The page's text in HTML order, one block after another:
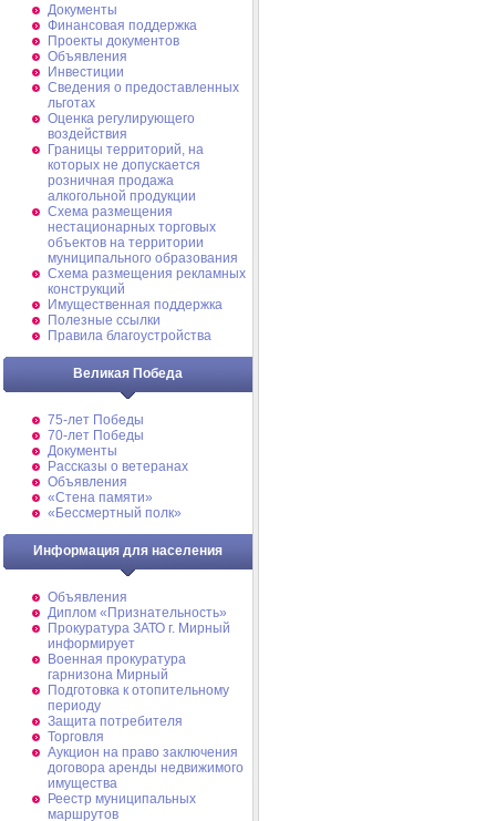
Документы
Финансовая поддержка
Проекты документов
Объявления
Инвестиции
Сведения о предоставленных
льготах
Оценка регулирующего
воздействия
Границы территорий, на
которых не допускается
розничная продажа
алкогольной продукции
Схема размещения
нестационарных торговых
объектов на территории
муниципального образования
Схема размещения рекламных
конструкций
Имущественная поддержка
Полезные ссылки
Правила благоустройства
Великая Победа
75-лет Победы
70-лет Победы
Документы
Рассказы о ветеранах
Объявления
«Стена памяти»
«Бессмертный полк»
Информация для населения
Объявления
Диплом «Признательность»
Прокуратура ЗАТО г. Мирный
информирует
Военная прокуратура
гарнизона Мирный
Подготовка к отопительному
периоду
Защита потребителя
Торговля
Аукцион на право заключения
договора аренды недвижимого
имущества
Реестр муниципальных
маршрутов